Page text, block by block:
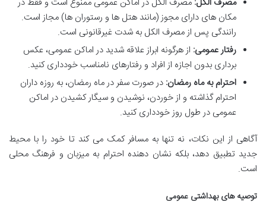
مکان های دارای مجوز (مانند هتل ها و رستوران ها) مجاز است.
رانندگی پس از مصرف الکل به شدت غیرقانونی است.
رفتار عمومی: از هرگونه ابراز علاقه شدید در اماکن عمومی، عکس
برداری بدون اجازه از افراد و رفتارهای نامناسب خودداری کنید.
احترام به ماه رمضان: در صورت سفر در ماه رمضان، به روزه داران
احترام گذاشته و از خوردن، نوشیدن و سیگار کشیدن در اماکن
عمومی در طول روز خودداری کنید.
آگاهی از این نکات، نه تنها به مسافر کمک می کند تا خود را با محیط
جدید تطبیق دهد، بلکه نشان دهنده احترام به میزبان و فرهنگ محلی
است.
توصیه های بهداشتی عمومی